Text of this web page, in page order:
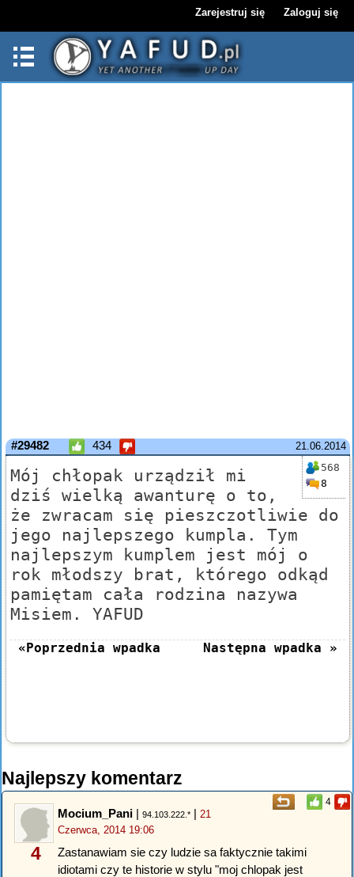
Zarejestruj się Zaloguj się
21.06.2014
#29482 434
568
8
Mój chłopak urządził mi
dziś wielką awanturę o to,
że zwracam się pieszczotliwie do
jego najlepszego kumpla. Tym
najlepszym kumplem jest mój o
rok młodszy brat, którego odkąd
pamiętam cała rodzina nazywa
Misiem. YAFUD
«Poprzednia wpadka Następna wpadka »
Najlepszy komentarz
4
4
Mocium_Pani | 94.103.222.* | 21
Czerwca, 2014 19:06
Zastanawiam sie czy ludzie sa faktycznie takimi
idiotami czy te historie w stylu "moj chlopak jest